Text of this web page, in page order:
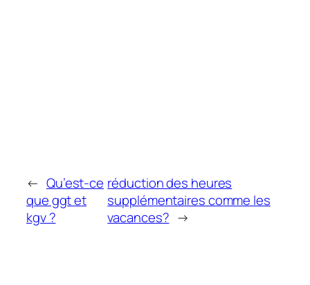
← Qu’est-ce
que ggt et
kgv ?
réduction des heures
supplémentaires comme les
vacances? →